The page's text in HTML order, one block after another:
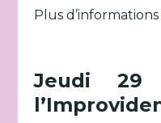
Plus
Jeudi